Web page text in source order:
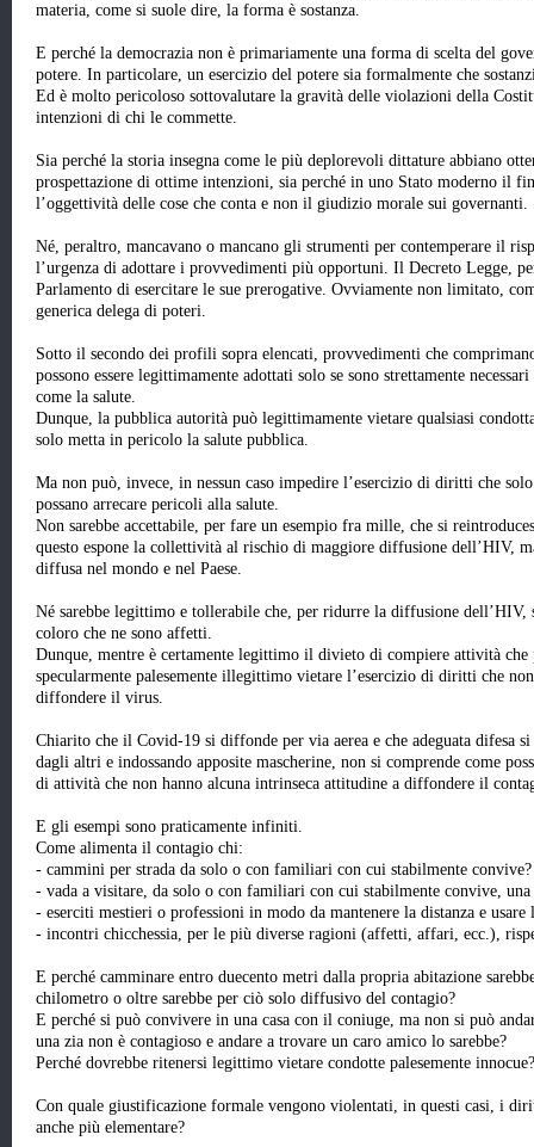
materia, come si suole dire, la forma è sostanza.
E perché la democrazia non è primariamente una forma di scelta del
potere. In particolare, un esercizio del potere sia formalmente che
Ed è molto pericoloso sottovalutare la gravità delle violazioni della
intenzioni di chi le commette.
Sia perché la storia insegna come le più deplorevoli dittature abbiano
prospettazione di ottime intenzioni, sia perché in uno Stato moderno il
l’oggettività delle cose che conta e non il giudizio morale sui governanti.
Né, peraltro, mancavano o mancano gli strumenti per contemperare il
l’urgenza di adottare i provvedimenti più opportuni. Il Decreto Legge,
Parlamento di esercitare le sue prerogative. Ovviamente non limitato,
generica delega di poteri.
Sotto il secondo dei profili sopra elencati, provvedimenti che
possono essere legittimamente adottati solo se sono strettamente
come la salute.
Dunque, la pubblica autorità può legittimamente vietare qualsiasi
solo metta in pericolo la salute pubblica.
Ma non può, invece, in nessun caso impedire l’esercizio di diritti che
possano arrecare pericoli alla salute.
Non sarebbe accettabile, per fare un esempio fra mille, che si
questo espone la collettività al rischio di maggiore diffusione dell’HIV,
diffusa nel mondo e nel Paese.
Né sarebbe legittimo e tollerabile che, per ridurre la diffusione dell’HIV,
coloro che ne sono affetti.
Dunque, mentre è certamente legittimo il divieto di compiere attività che
specularmente palesemente illegittimo vietare l’esercizio di diritti che
diffondere il virus.
Chiarito che il Covid-19 si diffonde per via aerea e che adeguata difesa
dagli altri e indossando apposite mascherine, non si comprende come
di attività che non hanno alcuna intrinseca attitudine a diffondere il
E gli esempi sono praticamente infiniti.
Come alimenta il contagio chi:
- cammini per strada da solo o con familiari con cui stabilmente convive?
- vada a visitare, da solo o con familiari con cui stabilmente convive, una
- eserciti mestieri o professioni in modo da mantenere la distanza e usare
- incontri chicchessia, per le più diverse ragioni (affetti, affari, ecc.),
E perché camminare entro duecento metri dalla propria abitazione
chilometro o oltre sarebbe per ciò solo diffusivo del contagio?
E perché si può convivere in una casa con il coniuge, ma non si può
una zia non è contagioso e andare a trovare un caro amico lo sarebbe?
Perché dovrebbe ritenersi legittimo vietare condotte palesemente
Con quale giustificazione formale vengono violentati, in questi casi, i
anche più elementare?